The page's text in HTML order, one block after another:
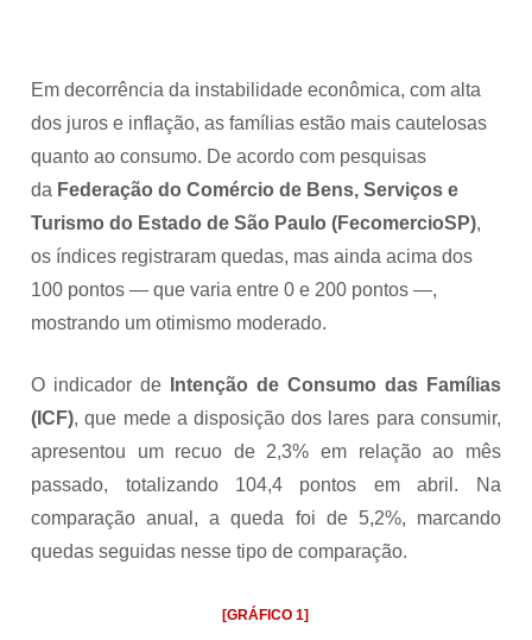
Em decorrência da instabilidade econômica, com alta
dos juros e inflação, as famílias estão mais cautelosas
quanto ao consumo. De acordo com pesquisas
da Federação do Comércio de Bens, Serviços e
Turismo do Estado de São Paulo (FecomercioSP),
os índices registraram quedas, mas ainda acima dos
100 pontos — que varia entre 0 e 200 pontos —,
mostrando um otimismo moderado.
O indicador de
Intenção de Consumo das Famílias
(ICF), que mede a disposição dos lares para consumir,
apresentou um recuo de 2,3% em relação ao mês
passado, totalizando 104,4 pontos em abril. Na
comparação anual, a queda foi de 5,2%, marcando
quedas seguidas nesse tipo de comparação.
[GRÁFICO 1]